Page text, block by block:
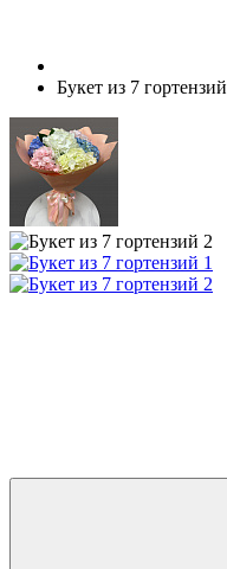
Букет из 7 гортензий